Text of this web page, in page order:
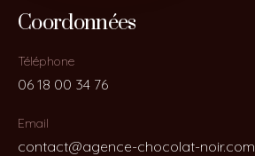
Coordonnées
Téléphone
06 18 00 34 76
Email
contact@agence-chocolat-noir.com
Coordonnées
Téléphone
06 18 00 34 76
Email
contact@agence-chocolat-noir.com